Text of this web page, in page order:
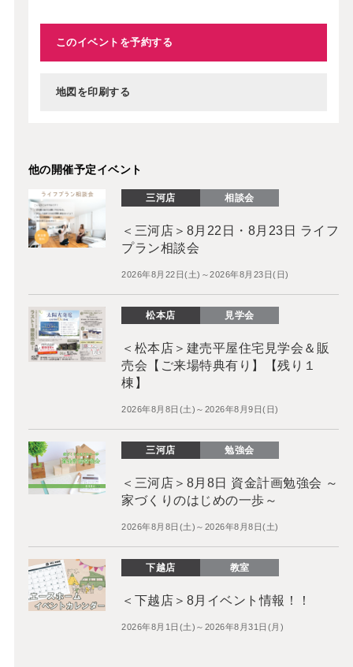
このイベントを予約する
地図を印刷する
他の開催予定イベント
三河店 相談会
＜三河店＞8月22日・8月23日 ライフ
プラン相談会
2026年8月22日(土)～2026年8月23日(日)
松本店 見学会
＜松本店＞建売平屋住宅見学会＆販
売会【ご来場特典有り】【残り１
棟】
2026年8月8日(土)～2026年8月9日(日)
三河店 勉強会
＜三河店＞8月8日 資金計画勉強会 ～
家づくりのはじめの一歩～
2026年8月8日(土)～2026年8月8日(土)
下越店 教室
＜下越店＞8月イベント情報！！
2026年8月1日(土)～2026年8月31日(月)